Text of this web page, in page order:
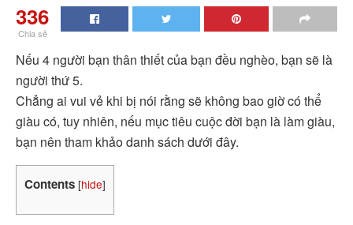
336
Chia sẻ
Nếu 4 người bạn thân thiết của bạn đều nghèo, bạn sẽ là
người thứ 5.
Chẳng ai vui vẻ khi bị nói rằng sẽ không bao giờ có thể
giàu có, tuy nhiên, nếu mục tiêu cuộc đời bạn là làm giàu,
bạn nên tham khảo danh sách dưới đây.
Contents [hide]